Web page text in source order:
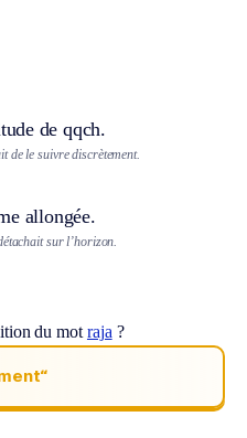
de qqch.
de le suivre discrètement.
allongée.
sur l’horizon.
du mot raja ?